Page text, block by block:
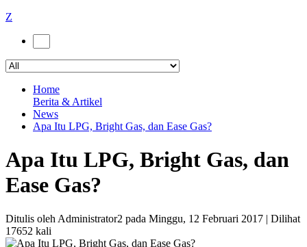
Z
Home
Berita & Artikel
News
Apa Itu LPG, Bright Gas, dan Ease Gas?
Apa Itu LPG, Bright Gas, dan
Ease Gas?
Ditulis oleh Administrator2 pada Minggu, 12 Februari 2017 | Dilihat
17652 kali